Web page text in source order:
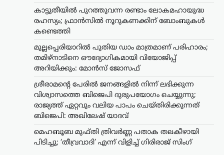
കാട്ടുതീയിൽ പുറത്തുവന്ന രണ്ടാം ലോകമഹായുദ്ധ
രഹസ്യം; ഫ്രാൻസിൽ നൂറുകണക്കിന് ബോംബുകൾ
കണ്ടെത്തി
മുല്ലപ്പെരിയാറിൽ പുതിയ ഡാം മാത്രമാണ് പരിഹാരം;
തമിഴ്നാടിനെ ഔദ്യോഗികമായി വിയോജിപ്പ്
അറിയിക്കും: മോൻസ് ജോസഫ്
ശ്രീരാമന്റെ പേരിൽ ജനങ്ങളിൽ നിന്ന് ലഭിക്കുന്ന
വിശ്വാസത്തെ ബിജെപി ദുരുപയോഗം ചെയ്യുന്നു;
രാജ്യത്ത് ഏറ്റവും വലിയ പാപം ചെയ്തിരിക്കുന്നത്
ബിജെപി: അഖിലേഷ് യാദവ്
മെഹബൂബ മുഫ്തി ത്രിവർണ്ണ പതാക തലകീഴായി
പിടിച്ചു; ‘തീവ്രവാദി’ എന്ന് വിളിച്ച് ഗിരിരാജ് സിംഗ്
ന്യൂസ് ഡെസ്ക്
ഓഗസ്റ്റ്‌ 5, 2026
ജമ്മു കശ്മീരിന്റെ മുൻ മുഖ്യമന്ത്രിയും
മുഫ്‌തി ദേശീയ പതാക തലകീഴായി
പിടിച്ചെന്ന ആരോപണത്തെ തുടർന്ന്
രാഷ്ട്രീയ വിവാദം ശക്തമായി.
ആർട്ടിക്കിൾ 370യും 35എയും…
ട്രെൻഡിംഗ് ,ദേശീയം വാർത്തകൾ
തകരാറിലായ
സംവിധാനത്തെ
മാറ്റിമറിക്കണമെന്ന
ആവശ്യമാണ്
വിദ്യാർഥികൾ